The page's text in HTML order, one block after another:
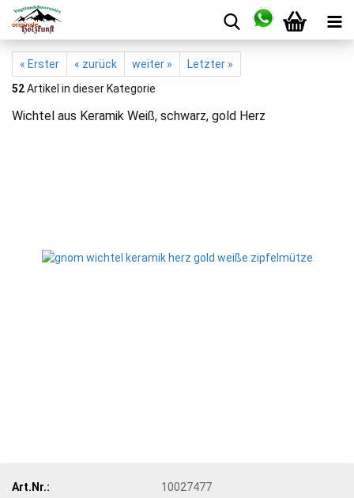
« Erster « zurück weiter »
Letzter »
52Artikel in dieser Kategorie
Wichtel aus Keramik Weiß, schwarz, gold Herz
Art.Nr.:
10027477